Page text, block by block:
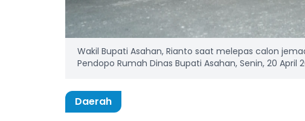
Wakil Bupati Asahan, Rianto saat melepas calon
Pendopo Rumah Dinas Bupati Asahan, Senin, 20 April
Daerah